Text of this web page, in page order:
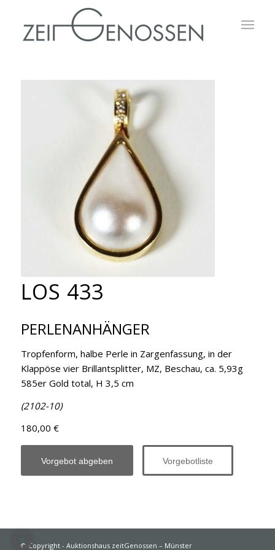
LOS 433
PERLENANHÄNGER
Tropfenform, halbe Perle in Zargenfassung, in der
Klappöse vier Brillantsplitter, MZ, Beschau, ca. 5,93g
585er Gold total, H 3,5 cm
(2102-10)
180,00 €
Vorgebot abgeben Vorgebotliste
© Copyright - Auktionshaus zeitGenossen – Münster